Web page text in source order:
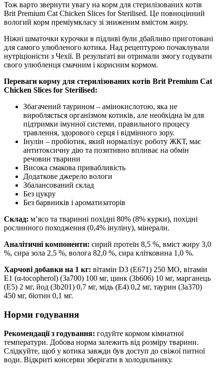
Тож варто звернути увагу на корм для стерилізованих котів
Brit Premium Cat Chicken Slices for Sterilised. Це повноцінний
вологий корм преміумкласу зі зниженим вмістом жиру.
Ніжні шматочки курочки в підливі були дбайливо приготовані
для самого улюбленого котика. Над рецептурою почаклували
нутріціоністи з Чехії. В результаті ви отримали змогу годувати
свого улюбленця смачним і корисним кормом.
Переваги корму для стерилізованих котів Brit Premium Cat
Chicken Slices for Sterilised:
Збагачений таурином – амінокислотою, яка не
виробляється організмом котиків, але необхідна їм для
підтримки імунної системи, правильного процесу
травлення, здорового серця і відмінного зору.
Інулін – пробіотик, який нормалізує роботу ЖКТ, має
антитоксичну дію та позитивно впливає на обмін
речовин тварини
Висока смакова привабливість
Додаткове джерело вологи
Збалансований склад
Без цукру
Без барвників і ароматизаторів
Склад: м’ясо та тваринні похідні 80% (8% курки), похідні
рослинного походження (0,4% інуліну), мінерали.
Аналітичні компоненти: сирий протеїн 8,5 %, вміст жиру 3,0
%, сира зола 2,5 %, волога 82,0 %, сира клітковина 1,0 %.
Харчові добавки на 1 кг: вітамін D3 (E671) 250 МО, вітамін
Е1 (α-tocopherol) (3a700) 100 мг, цинк (3b606) 10 мг, марганець
(E5) 2 мг, йод (3b201) 0,7 мг, мідь (E4) 0,2 мг, таурин (3a370)
450 мг, біотин 0,1 мг.
Норми годування
Рекомендації з годування: годуйте кормом кімнатної
температури. Добова норма залежить від розміру тварини.
Слідкуйте, щоб у котика завжди був доступ до свіжої питної
води. Відкриті консерви зберігати в холодильнику.